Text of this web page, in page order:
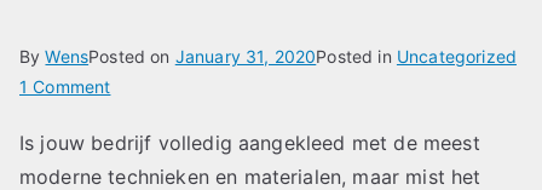
ByWensPosted on January 31, 2020Posted in Uncategorized
1 Commenton
je
bedrijf
Is jouw bedrijf volledig aangekleed met de meest
moderne technieken en materialen, maar mist het